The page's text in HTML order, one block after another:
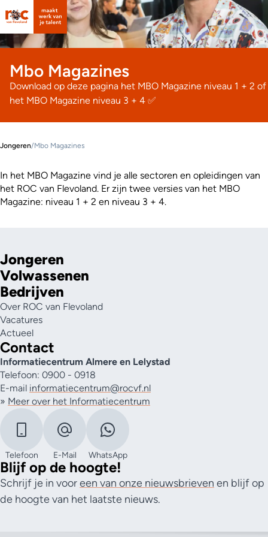
Mbo Magazines
Download op deze pagina het MBO Magazine niveau 1 + 2 of
het MBO Magazine niveau 3 + 4 ✅
Jongeren/Mbo Magazines
In het MBO Magazine vind je alle sectoren en opleidingen van
het ROC van Flevoland. Er zijn twee versies van het MBO
Magazine: niveau 1 + 2 en niveau 3 + 4.
Jongeren
Volwassenen
Bedrijven
Over ROC van Flevoland
Vacatures
Actueel
Contact
Informatiecentrum Almere en Lelystad
Telefoon: 0900 - 0918
E-mail informatiecentrum@rocvf.nl
» Meer over het Informatiecentrum
Telefoon E-Mail WhatsApp
Blijf op de hoogte!
Schrijf je in vooreen van onze nieuwsbrieven en blijf op
de hoogte van het laatste nieuws.